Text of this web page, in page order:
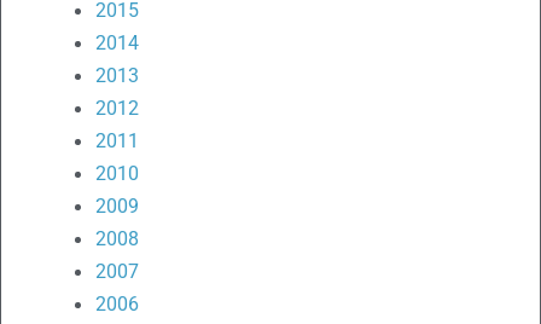
2015
2014
2013
2012
2011
2010
2009
2008
2007
2006